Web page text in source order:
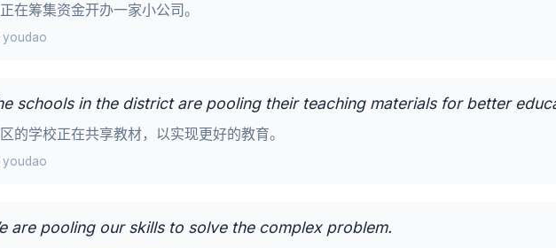
在筹集资金开办一家小公司。
youdao
schools in the district are pooling their teaching materials for better
的学校正在共享教材，以实现更好的教育。
youdao
are pooling our skills to solve the complex problem.